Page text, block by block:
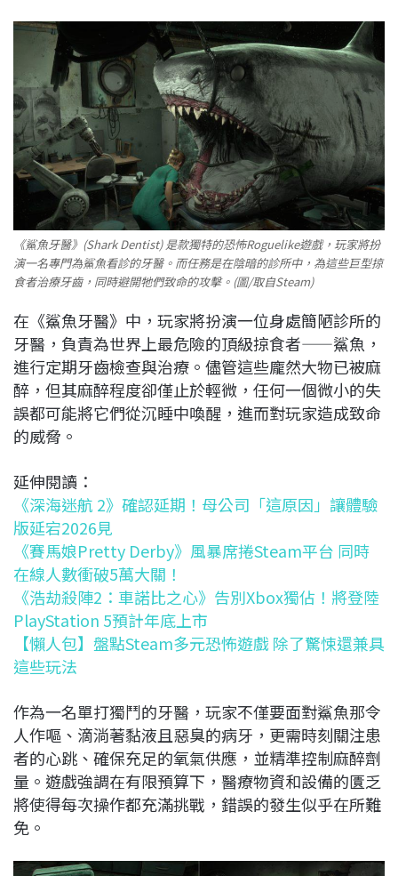
《鯊魚牙醫》(Shark Dentist) 是款獨特的恐怖Roguelike遊戲，玩家將扮
演一名專門為鯊魚看診的牙醫。而任務是在陰暗的診所中，為這些巨型掠
食者治療牙齒，同時避開牠們致命的攻擊。(圖/取自Steam)
在《鯊魚牙醫》中，玩家將扮演一位身處簡陋診所的
牙醫，負責為世界上最危險的頂級掠食者——鯊魚，
進行定期牙齒檢查與治療。儘管這些龐然大物已被麻
醉，但其麻醉程度卻僅止於輕微，任何一個微小的失
誤都可能將它們從沉睡中喚醒，進而對玩家造成致命
的威脅。
延伸閱讀：
《深海迷航 2》確認延期！母公司「這原因」讓體驗
版延宕2026見
《賽馬娘Pretty Derby》風暴席捲Steam平台 同時
在線人數衝破5萬大關！
《浩劫殺陣2：車諾比之心》告別Xbox獨佔！將登陸
PlayStation 5預計年底上市
【懶人包】盤點Steam多元恐怖遊戲 除了驚悚還兼具
這些玩法
作為一名單打獨鬥的牙醫，玩家不僅要面對鯊魚那令
人作嘔、滴淌著黏液且惡臭的病牙，更需時刻關注患
者的心跳、確保充足的氧氣供應，並精準控制麻醉劑
量。遊戲強調在有限預算下，醫療物資和設備的匱乏
將使得每次操作都充滿挑戰，錯誤的發生似乎在所難
免。